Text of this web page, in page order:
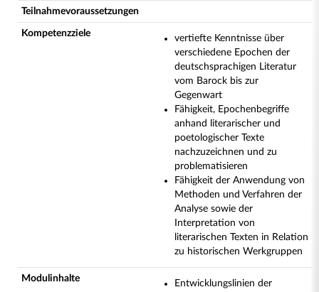
Teilnahmevoraussetzungen
Kompetenzziele
vertiefte Kenntnisse über
verschiedene Epochen der
deutschsprachigen Literatur
vom Barock bis zur
Gegenwart
Fähigkeit, Epochenbegriffe
anhand literarischer und
poetologischer Texte
nachzuzeichnen und zu
problematisieren
Fähigkeit der Anwendung von
Methoden und Verfahren der
Analyse sowie der
Interpretation von
literarischen Texten in Relation
zu historischen Werkgruppen
Modulinhalte
Entwicklungslinien der